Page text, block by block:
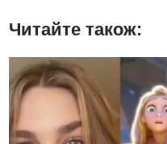
Читайте також: